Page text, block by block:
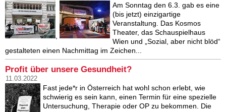
,
Am Sonntag den 6.3. gab es eine
(bis jetzt) einzigartige
Veranstaltung. Das Kosmos
Theater, das Schauspielhaus
Wien und „Sozial, aber nicht blöd“
gestalteten einen Nachmittag im Zeichen...
Profit über unsere Gesundheit?
11.03.2022
Fast jede*r in Österreich hat wohl schon erlebt, wie
schwierig es sein kann, einen Termin für eine spezielle
Untersuchung, Therapie oder OP zu bekommen. Die